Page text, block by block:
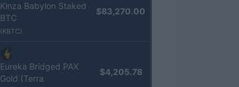
Kinza Babylon Staked
BTC
(KBTC)
$83,270.00
Eureka Bridged PAX
Gold (Terra
$4,205.78